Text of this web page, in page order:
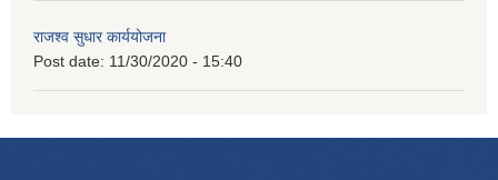
राजश्व सुधार कार्ययोजना
Post date: 11/30/2020 - 15:40